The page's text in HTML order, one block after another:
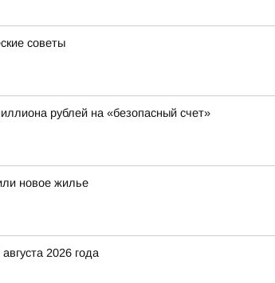
советы
рублей на «безопасный счет»
новое жилье
2026 года